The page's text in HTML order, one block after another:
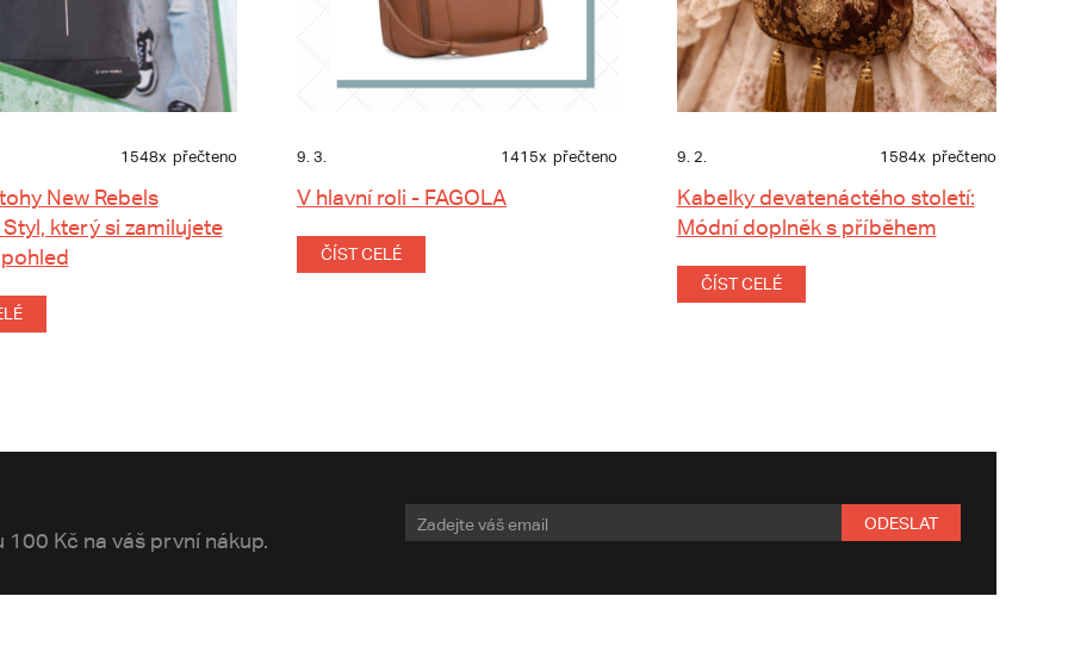
1548x přečteno
New Rebels
který si zamilujete
9. 3. 1415x přečteno
V hlavní roli - FAGOLA
ČÍST CELÉ
9. 2. 1584x přečteno
Kabelky devatenáctého století:
Módní doplněk s příběhem
ČÍST CELÉ
Kč na váš první nákup.
ODESLAT